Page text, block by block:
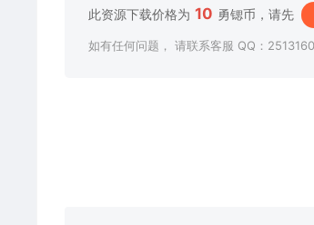
此资源下载价格为 10 勇锶币，请先
如有任何问题， 请联系客服 QQ：